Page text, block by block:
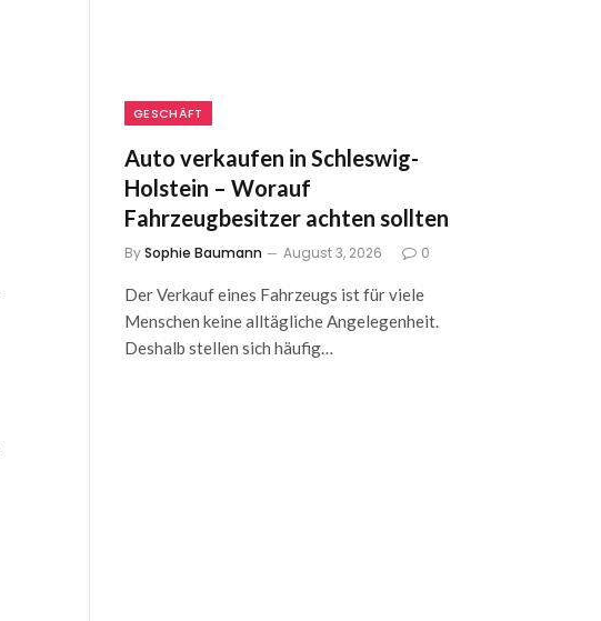
GESCHÄFT
Auto verkaufen in Schleswig-
Holstein – Worauf
Fahrzeugbesitzer achten sollten
BySophie Baumann August 3, 2026 0
Der Verkauf eines Fahrzeugs ist für viele
Menschen keine alltägliche Angelegenheit.
Deshalb stellen sich häufig…